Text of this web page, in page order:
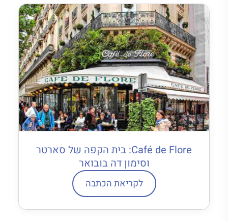
Café de Flore: בית הקפה של סארטר
וסימון דה בובואר
לקריאת הכתבה